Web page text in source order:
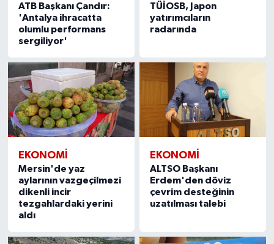
ATB Başkanı Çandır:
'Antalya ihracatta
olumlu performans
sergiliyor'
TÜİOSB, Japon
yatırımcıların
radarında
EKONOMİ
Mersin'de yaz
aylarının vazgeçilmezi
dikenli incir
tezgahlardaki yerini
aldı
EKONOMİ
ALTSO Başkanı
Erdem'den döviz
çevrim desteğinin
uzatılması talebi